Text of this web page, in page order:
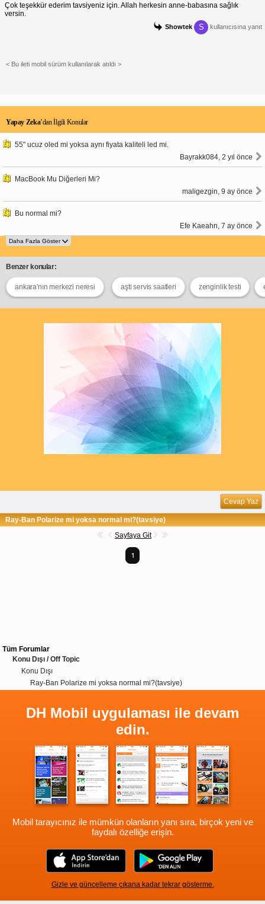
Çok teşekkür ederim tavsiyeniz için. Allah herkesin anne-babasına sağlık
versin.
Showtek S kullanıcısına yanıt
< Bu ileti mobil sürüm kullanılarak atıldı >
Yapay Zeka’dan İlgili Konular
55" ucuz oled mi yoksa aynı fiyata kaliteli led mi.
Bayrakk084, 2 yıl önce
MacBook Mu Diğerleri Mi?
maligezgin, 9 ay önce
Bu normal mi?
Efe Kaeahn, 7 ay önce
Benzer konular:
ankara'nın merkezi neresi aşti servis saatleri zenginlik testi
Cevap Yaz
Ray-Ban Polarize mi yoksa normal mi?(tavsiye)
Sayfaya Git
1
Tüm Forumlar
Konu Dışı / Off Topic
Konu Dışı
Ray-Ban Polarize mi yoksa normal mi?(tavsiye)
DH Mobil uygulaması ile devam
edin.
Mobil tarayıcınız ile mümkün olanların yanı sıra, birçok yeni ve
faydalı özelliğe erişin.
Gizle ve güncelleme çıkana kadar tekrar gösterme.